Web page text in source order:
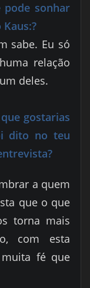
pode sonhar
sabe. Eu só
relação
deles.
gostarias
dito no teu
a quem
que o que
torna mais
com esta
fé que